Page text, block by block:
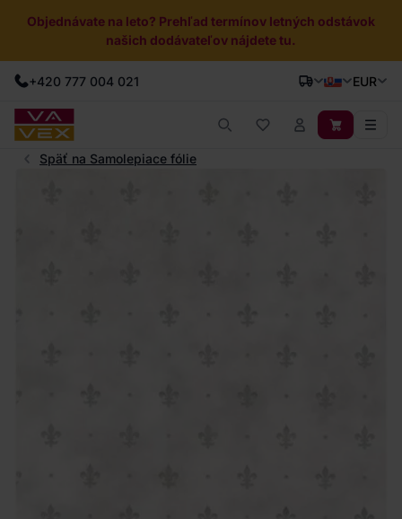
Objednávate na leto? Prehľad termínov letných odstávok
našich dodávateľov nájdete tu.
+420 777 004 021 EUR
Späť na Samolepiace fólie